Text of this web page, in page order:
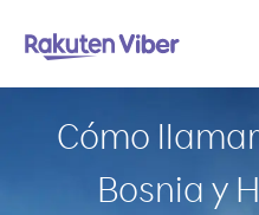
Cómo
Bosnia y